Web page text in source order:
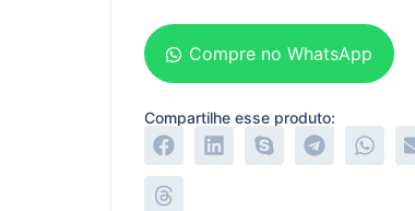
Compre no WhatsApp
Compartilhe esse produto: